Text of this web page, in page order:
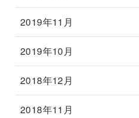
2019年11月
2019年10月
2018年12月
2018年11月